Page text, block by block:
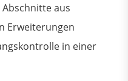
aus
Erweiterungen
in einer